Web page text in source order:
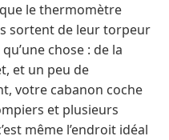
le thermomètre
sortent de leur torpeur
chose : de la
et un peu de
votre cabanon coche
et plusieurs
même l’endroit idéal